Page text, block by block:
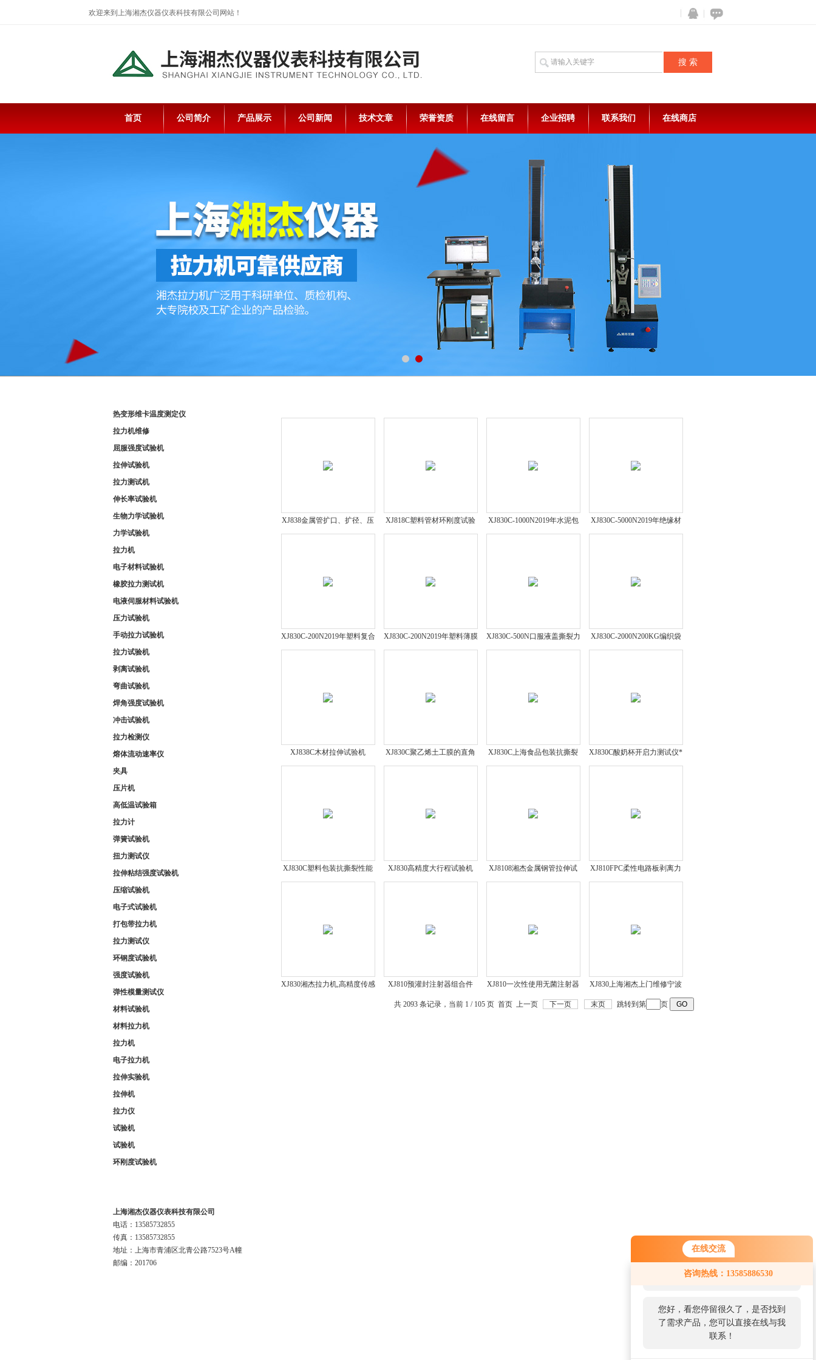
在线交流
咨询热线：13585886530
您好！欢迎前来咨询，很高兴为您
服务，请问您要咨询什么问题呢？
您好，看您停留很久了，是否找到
了需求产品，您可以直接在线与我
联系！
欢迎来到上海湘杰仪器仪表科技有限公司网站！
首页 公司简介 产品展示 公司新闻 技术文章 荣誉资质 在线留言 企业招聘 联系我们 在线商店
XJ838金属管扩口、扩径、压
扁试验机
XJ818C塑料管材环刚度试验
机GB/T9647-2003
XJ830C-1000N2019年水泥包
装袋拉伸负荷试验机新报价
XJ830C-5000N2019年绝缘材
料四点弯曲试验机新报价
XJ830C-200N2019年塑料复合
制品拉力机新报价
XJ830C-200N2019年塑料薄膜
拉力机新报价
XJ830C-500N口服液盖撕裂力
试验机多少钱一台？
XJ830C-2000N200KG编织袋
拉力试验机多少钱一台？
XJ838C木材拉伸试验机
XJ830C聚乙烯土工膜的直角
撕裂强度试验机
XJ830C上海食品包装抗撕裂
性能测试仪
XJ830C酸奶杯开启力测试仪*
XJ830C塑料包装抗撕裂性能
测试仪
XJ830高精度大行程试验机
XJ8108湘杰金属钢管拉伸试
验机，具性价比试验机
XJ810FPC柔性电路板剥离力
强度试验机
XJ830湘杰拉力机,高精度传感
XJ810预灌封注射器组合件
（带注射针）测试仪
XJ810一次性使用无菌注射器
穿刺力测试仪
XJ830上海湘杰上门维修宁波
拉力机
共 2093 条记录，当前 1 / 105 页 首页 上一页 下一页 末页 跳转到第 页
热变形维卡温度测定仪
拉力机维修
屈服强度试验机
拉伸试验机
拉力测试机
伸长率试验机
生物力学试验机
力学试验机
拉力机
电子材料试验机
橡胶拉力测试机
电液伺服材料试验机
压力试验机
手动拉力试验机
拉力试验机
剥离试验机
弯曲试验机
焊角强度试验机
冲击试验机
拉力检测仪
熔体流动速率仪
夹具
压片机
高低温试验箱
拉力计
弹簧试验机
扭力测试仪
拉伸粘结强度试验机
压缩试验机
电子式试验机
打包带拉力机
拉力测试仪
环钢度试验机
强度试验机
弹性模量测试仪
材料试验机
材料拉力机
拉力机
电子拉力机
拉伸实验机
拉伸机
拉力仪
试验机
试验机
环刚度试验机
上海湘杰仪器仪表科技有限公司
电话：13585732855
传真：13585732855
地址：上海市青浦区北青公路7523号A幢
邮编：201706